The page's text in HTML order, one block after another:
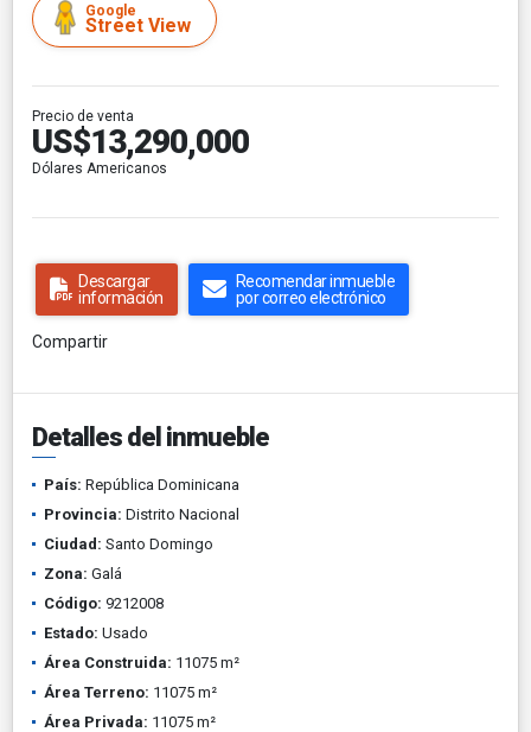
Google
Street View
Precio de venta
US$13,290,000
Dólares Americanos
Descargar
información
Recomendar inmueble
por correo electrónico
Compartir
Detalles del inmueble
País: República Dominicana
Provincia: Distrito Nacional
Ciudad: Santo Domingo
Zona: Galá
Código: 9212008
Estado: Usado
Área Construida: 11075 m²
Área Terreno: 11075 m²
Área Privada: 11075 m²